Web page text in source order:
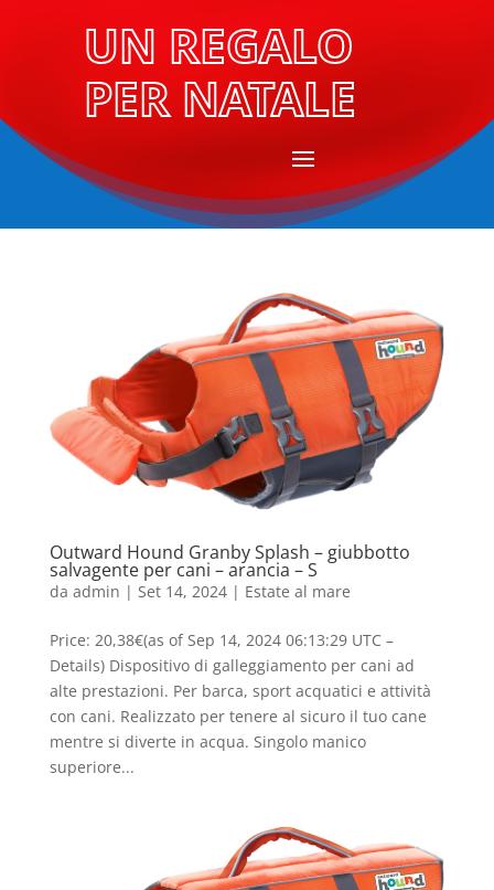
UN REGALO
PER NATALE
Outward Hound Granby Splash – giubbotto
salvagente per cani – arancia – S
da admin | Set 14, 2024| Estate al mare
Price: 20,38€(as of Sep 14, 2024 06:13:29 UTC –
Details) Dispositivo di galleggiamento per cani ad
alte prestazioni. Per barca, sport acquatici e attività
con cani. Realizzato per tenere al sicuro il tuo cane
mentre si diverte in acqua. Singolo manico
superiore...